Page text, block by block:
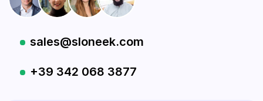
sales@sloneek.com
+39 342 068 3877